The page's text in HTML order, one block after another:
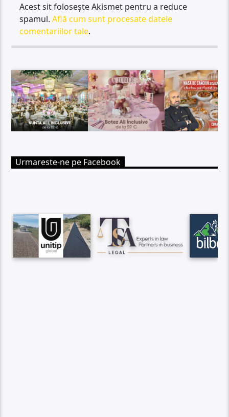
Acest sit folosește Akismet pentru a reduce
spamul.Află cum sunt procesate datele
comentariilor tale.
Urmareste-ne pe Facebook